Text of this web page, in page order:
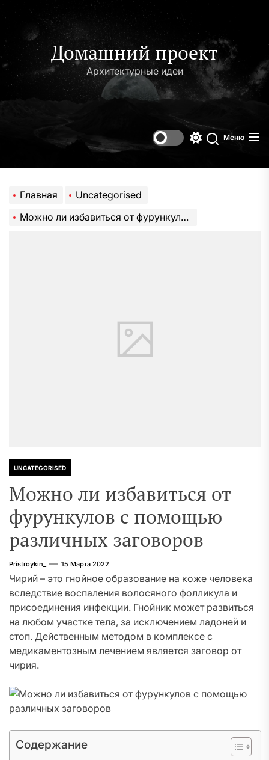
содержимому
Домашний проект
Архитектурные идеи
Поиск
Меню
Главная
Uncategorised
Можно ли избавиться от фурункулов с помощью различных заговоров
UNCATEGORISED
Можно ли избавиться от
фурункулов с помощью
различных заговоров
Pristroykin_ 15 Марта 2022
Чирий – это гнойное образование на коже человека
вследствие воспаления волосяного фолликула и
присоединения инфекции. Гнойник может развиться
на любом участке тела, за исключением ладоней и
стоп. Действенным методом в комплексе с
медикаментозным лечением является заговор от
чирия.
Содержание